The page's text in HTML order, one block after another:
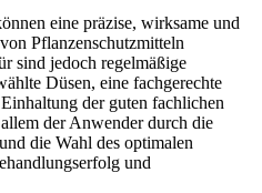
eine präzise, wirksame und
Pflanzenschutzmitteln
sind jedoch regelmäßige
Düsen, eine fachgerechte
der guten fachlichen
der Anwender durch die
die Wahl des optimalen
und